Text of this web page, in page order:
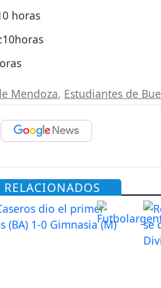
horas
Mendoza, Estudiantes de